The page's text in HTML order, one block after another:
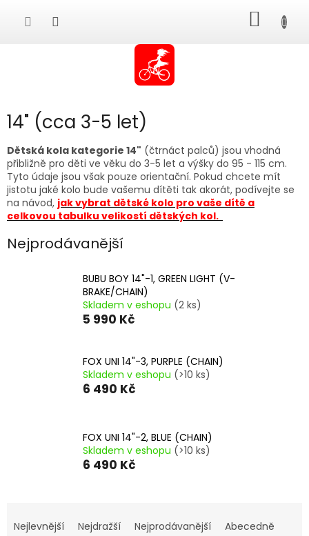
KOŠÍK
14" (cca 3-5 let)
Dětská kola kategorie 14" (čtrnáct palců) jsou vhodná
přibližně pro děti ve věku do 3-5 let a výšky do 95 - 115 cm.
Tyto údaje jsou však pouze orientační. Pokud chcete mít
jistotu jaké kolo bude vašemu dítěti tak akorát, podívejte se
na návod, jak vybrat dětské kolo pro vaše dítě a
celkovou tabulku velikostí dětských kol.
Nejprodávanější
BUBU BOY 14"-1, GREEN LIGHT (V-
BRAKE/CHAIN)
Skladem v eshopu (2 ks)
5 990 Kč
FOX UNI 14"-3, PURPLE (CHAIN)
Skladem v eshopu (>10 ks)
6 490 Kč
FOX UNI 14"-2, BLUE (CHAIN)
Skladem v eshopu (>10 ks)
6 490 Kč
aNejlevnější Nejdražší Nejprodávanější Abecedně